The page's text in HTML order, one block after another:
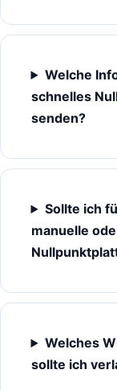
Welche
schnelles
senden?
Sollte ich
manuelle
Welches
sollte ich